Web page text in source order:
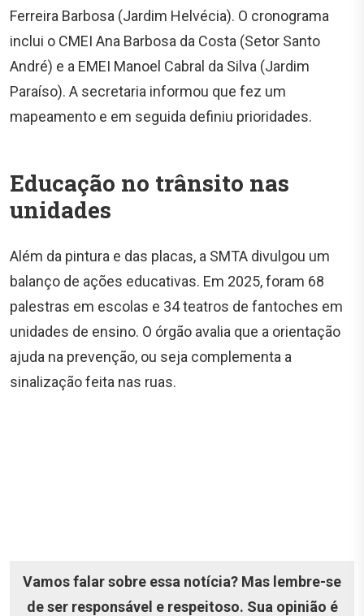
Ferreira Barbosa (Jardim Helvécia). O cronograma
inclui o CMEI Ana Barbosa da Costa (Setor Santo
André) e a EMEI Manoel Cabral da Silva (Jardim
Paraíso). A secretaria informou que fez um
mapeamento e em seguida definiu prioridades.
Educação no trânsito nas
unidades
Além da pintura e das placas, a SMTA divulgou um
balanço de ações educativas. Em 2025, foram 68
palestras em escolas e 34 teatros de fantoches em
unidades de ensino. O órgão avalia que a orientação
ajuda na prevenção, ou seja complementa a
sinalização feita nas ruas.
Vamos falar sobre essa notícia? Mas lembre-se
de ser responsável e respeitoso. Sua opinião é